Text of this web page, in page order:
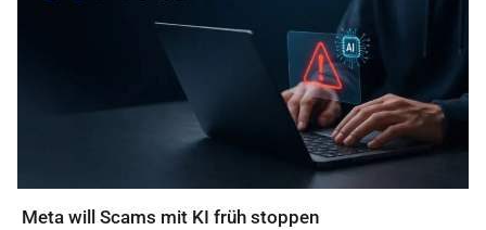
Meta will Scams mit KI früh stoppen